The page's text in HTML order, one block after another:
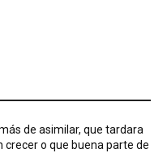
de asimilar, que tardara
crecer o que buena parte de